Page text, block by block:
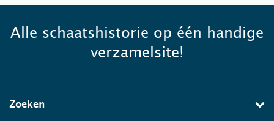
Alle schaatshistorie op één handige
verzamelsite!
Zoeken